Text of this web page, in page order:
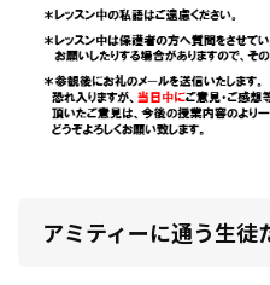
アミティーに通う生徒